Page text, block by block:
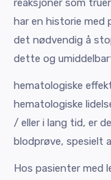
reaksjoner som
har en historie med
det nødvendig å
dette og
hematologiske
hematologiske
/ eller i lang tid, er
blodprøve, spesielt
Hos pasienter med